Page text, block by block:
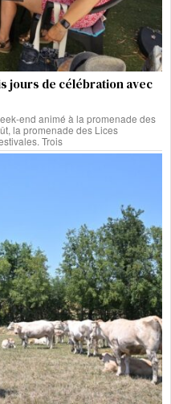
jours de célébration avec
end animé à la promenade des
la promenade des Lices
Trois